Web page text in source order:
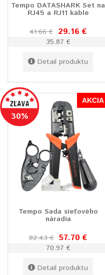
Tempo DATASHARK Set na
RJ45 a RJ11 káble
41.66 € 29.16 €
35.87 €
Detail produktu
30%
AKCIA
Tempo Sada sieťového
náradia
82.43 € 57.70 €
70.97 €
Detail produktu